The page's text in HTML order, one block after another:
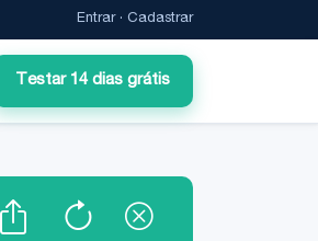
Entrar· Cadastrar
Testar 14 dias grátis